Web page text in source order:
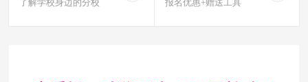
了解学校身边的分校 报名优惠+赠送工具